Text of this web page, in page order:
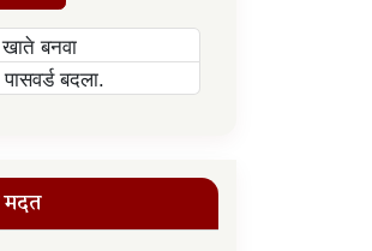
बनवा
बदला.